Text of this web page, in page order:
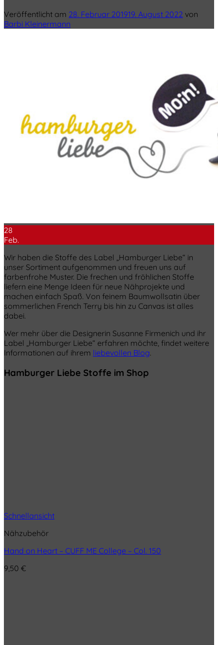
Veröffentlicht am 28. Februar 201919. August 2022 von
Barbi Kleinermann
28
Feb.
Wir haben die Stoffe des Label „Hamburger Liebe“ in
unser Sortiment aufgenommen und freuen uns auf
farbenfrohe Muster. Die frechen und fröhlichen Stoffe
liefern eine Menge Ideen für neue Nähprojekte und
machen einfach Spaß. Von feinem Baumwollsatin über
sommerlichen French Terry bis hin zu Canvas ist alles
dabei.
Wer mehr über die Designerin Susanne Firmenich und ihr
Label „Hamburger Liebe“ erfahren möchte, findet weitere
Informationen auf ihrem liebevollen Blog.
Hamburger Liebe Stoffe im Shop
Schnellansicht
Nähzubehör
Hand on Heart – CUFF ME College – Col. 150
9,50 €